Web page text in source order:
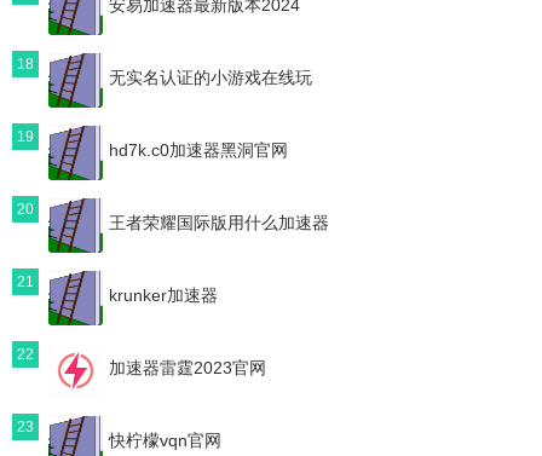
安易加速器最新版本2024
18
无实名认证的小游戏在线玩
19
hd7k.c0加速器黑洞官网
20
王者荣耀国际版用什么加速器
21
krunker加速器
22
加速器雷霆2023官网
23
快柠檬vqn官网